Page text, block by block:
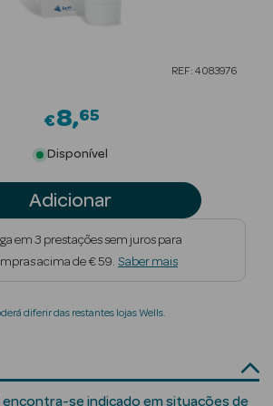
REF: 4083976
€8 65
Disponível
Adicionar
em 3 prestações sem juros para
acima de € 59. Saber mais
diferir das restantes lojas Wells.
encontra-se indicado em situações de